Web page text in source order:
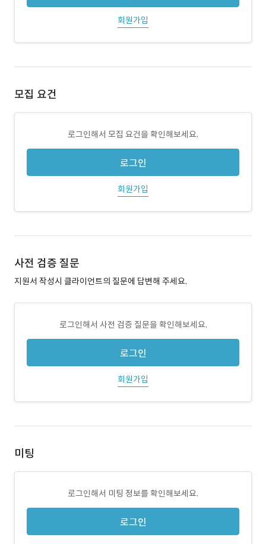
회원가입
모집 요건
로그인해서 모집 요건을 확인해보세요.
로그인
회원가입
사전 검증 질문
지원서 작성시 클라이언트의 질문에 답변해 주세요.
로그인해서 사전 검증 질문을 확인해보세요.
로그인
회원가입
미팅
로그인해서 미팅 정보를 확인해보세요.
로그인